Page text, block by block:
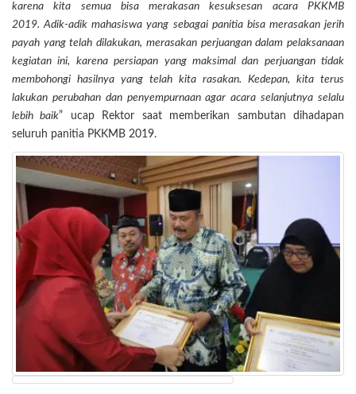
karena kita semua bisa merakasan kesuksesan acara PKKMB
2019. Adik-adik mahasiswa yang sebagai panitia bisa merasakan jerih
payah yang telah dilakukan, merasakan perjuangan dalam pelaksanaan
kegiatan ini, karena persiapan yang maksimal dan perjuangan tidak
membohongi hasilnya yang telah kita rasakan. Kedepan, kita terus
lakukan perubahan dan penyempurnaan agar acara selanjutnya selalu
lebih baik” ucap Rektor saat memberikan sambutan dihadapan
seluruh panitia PKKMB 2019.